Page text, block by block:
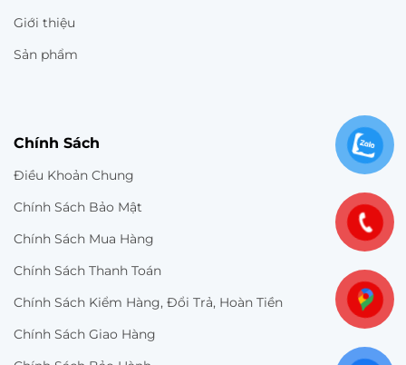
Giới thiệu
Sản phẩm
Chính Sách
Điều Khoản Chung
Chính Sách Bảo Mật
Chính Sách Mua Hàng
Chính Sách Thanh Toán
Chính Sách Kiểm Hàng, Đổi Trả, Hoàn Tiền
Chính Sách Giao Hàng